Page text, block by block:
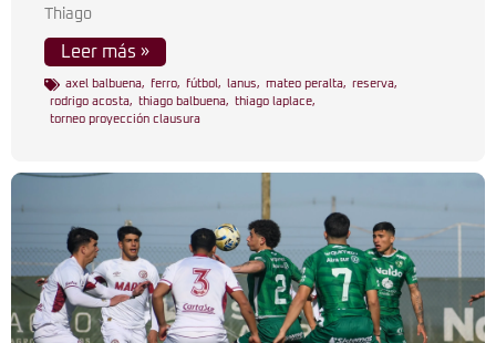
Thiago
Leer más »
axel balbuena, ferro, fútbol , lanus, mateo peralta, reserva,
rodrigo acosta, thiago balbuena, thiago laplace,
torneo proyección clausura